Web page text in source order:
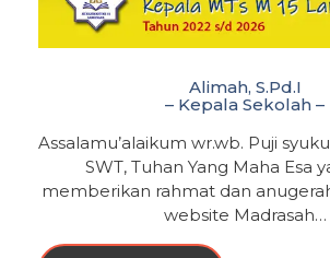
Alimah, S.Pd.I
– Kepala Sekolah –
Assalamu’alaikum wr.wb. Puji
SWT, Tuhan Yang Maha Esa
memberikan rahmat dan
website Madrasah…